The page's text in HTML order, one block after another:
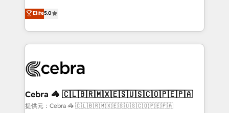
SOC 2 Type II and ISO 27001 certified, reinforcing
our commitment to data security and compliance. At
house team of certified CRM architects, experts,
developers, designers, and marketers handles all
aspects of your HubSpot. ✨ 400+ global clients ✨
100+ seamless migrations from 15+ different CRMs
implementations, and 5,000+ pages ✨ CS: Clients
CS: 245% organic growth & +751% new visitors for a
full-funnel HubSpot project ✨ CS: 415% conversion
Elite5.0
Cebra 🦓 🇨🇱🇧🇷🇲🇽🇪🇸🇺🇸🇨🇴🇵🇪🇵🇦
提供元：Cebra 🦓 🇨🇱🇧🇷🇲🇽🇪🇸🇺🇸🇨🇴🇵🇪🇵🇦